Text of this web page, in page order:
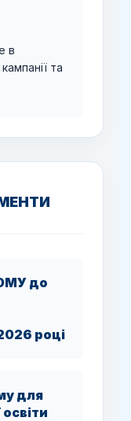
в
та
до
році
для